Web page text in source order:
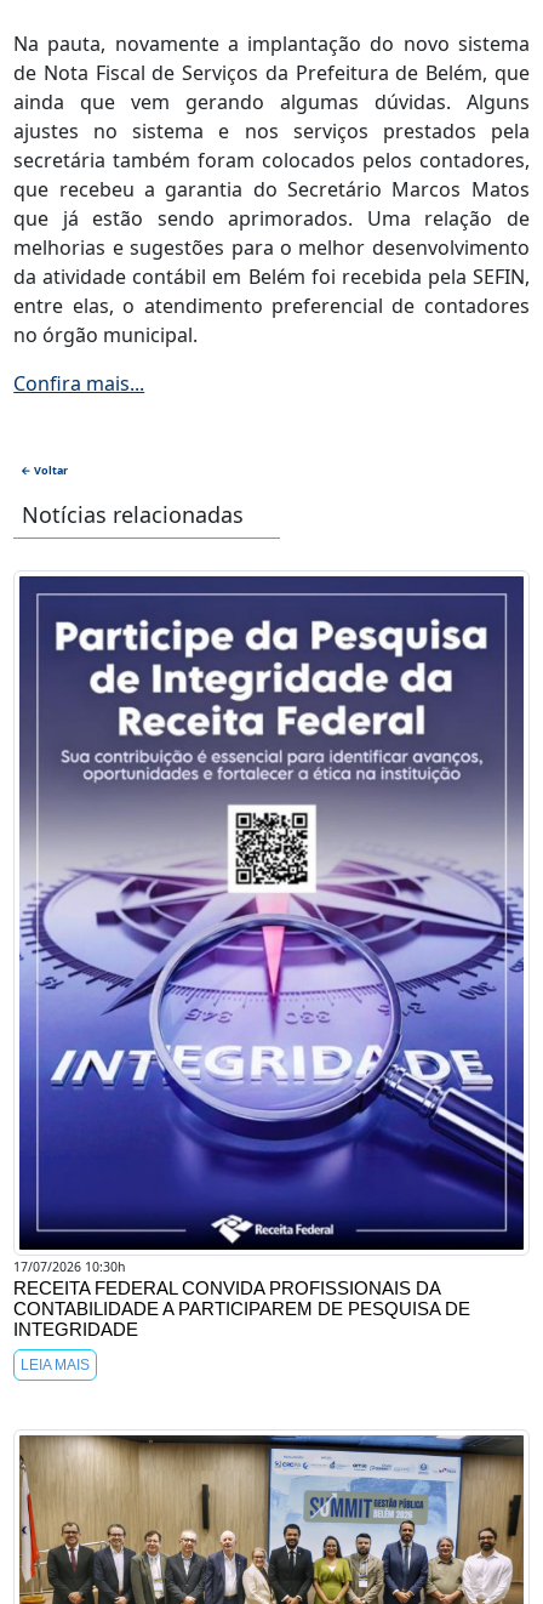
Na pauta, novamente a implantação do novo sistema
de Nota Fiscal de Serviços da Prefeitura de Belém, que
ainda que vem gerando algumas dúvidas. Alguns
ajustes no sistema e nos serviços prestados pela
secretária também foram colocados pelos contadores,
que recebeu a garantia do Secretário Marcos Matos
que já estão sendo aprimorados. Uma relação de
melhorias e sugestões para o melhor desenvolvimento
da atividade contábil em Belém foi recebida pela SEFIN,
entre elas, o atendimento preferencial de contadores
no órgão municipal.
Confira mais...
← Voltar
Notícias relacionadas
17/07/2026 10:30h
RECEITA FEDERAL CONVIDA PROFISSIONAIS DA
CONTABILIDADE A PARTICIPAREM DE PESQUISA DE
INTEGRIDADE
LEIA MAIS